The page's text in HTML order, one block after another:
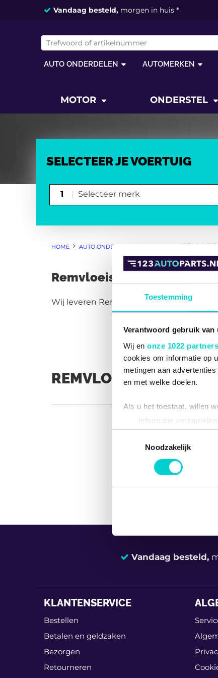
Toestemming
Verantwoord gebruik van
Wij en onze 1022 partners
cookies om informatie op
metingen aan
en met welke doelen.
Als u het toestaat, willen
Informatie
Uw apparaat
Lees meer over hoe uw
toestemming op elk
websiteverkeer te
media, adverteren en
Noodzakelijk
Vandaag besteld, morgen in huis *
AUTO ONDERDELEN AUTOMERKEN
MOTOR ONDERSTEL
SELECTEER JE VOERTUIG
1 Selecteer merk
HOME AUTO ONDERDELEN
Remvloeistof onderdelen,
Wij leveren Remvloeistof onderdelen
REMVLOEISTOF
REMVLOEISTOF
Vandaag besteld,
KLANTENSERVICE
Bestellen
Betalen en geldzaken
Bezorgen
Retourneren